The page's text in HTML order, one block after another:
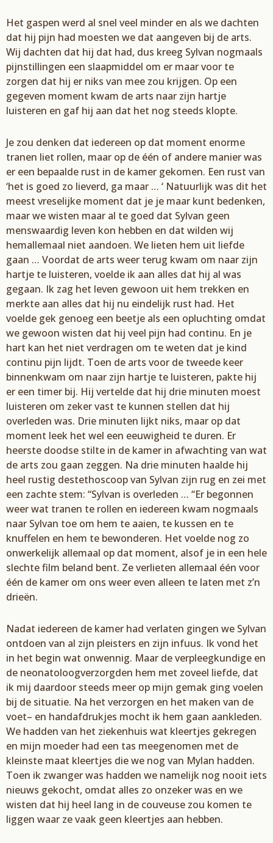
Het gaspen werd al snel veel minder en als we dachten
dat hij pijn had moesten we dat aangeven bij de arts.
Wij dachten dat hij dat had, dus kreeg Sylvan nogmaals
pijnstillingen een slaapmiddel om er maar voor te
zorgen dat hij er niks van mee zou krijgen. Op een
gegeven moment kwam de arts naar zijn hartje
luisteren en gaf hij aan dat het nog steeds klopte.
Je zou denken dat iedereen op dat moment enorme
tranen liet rollen, maar op de één of andere manier was
er een bepaalde rust in de kamer gekomen. Een rust van
‘het is goed zo lieverd, ga maar … ‘ Natuurlijk was dit het
meest vreselijke moment dat je je maar kunt bedenken,
maar wewisten maar al te goed dat Sylvan geen
menswaardig leven kon hebben en dat wilden wij
hemallemaal niet aandoen. We lieten hem uit liefde
gaan … Voordat de arts weer terug kwam om naar zijn
hartje te luisteren, voelde ik aan alles dat hij al was
gegaan. Ik zag het leven gewoon uit hem trekken en
merkte aan alles dat hij nu eindelijk rust had. Het
voelde gek genoeg een beetje als een opluchting omdat
we gewoon wisten dat hij veel pijn had continu. En je
hart kan het niet verdragen om te weten dat je kind
continu pijn lijdt. Toen de arts voor de tweede keer
binnenkwam om naar zijn hartje te luisteren, pakte hij
er een timer bij. Hij vertelde dat hij drie minuten moest
luisteren om zeker vast te kunnen stellen dat hij
overleden was. Drie minuten lijkt niks, maar op dat
moment leek het wel een eeuwigheid te duren. Er
heerste doodse stilte in de kamer in afwachting van wat
de arts zou gaan zeggen. Na drie minuten haalde hij
heel rustig destethoscoop van Sylvan zijn rug en zei met
een zachte stem: “Sylvan is overleden … “Er begonnen
weer wat tranen te rollen en iedereen kwam nogmaals
naar Sylvan toe om hem te aaien, te kussen en te
knuffelen en hem te bewonderen. Het voelde nog zo
onwerkelijk allemaal op dat moment, alsof je in een hele
slechte film beland bent. Ze verlieten allemaal één voor
één de kamer om ons weer even alleen te laten met z’n
drieën.
Nadat iedereen de kamer had verlaten gingen we Sylvan
ontdoen van al zijn pleisters en zijn infuus. Ik vond het
in het begin wat onwennig. Maar de verpleegkundige en
de neonatoloogverzorgden hem met zoveel liefde, dat
ik mij daardoor steeds meer op mijn gemak ging voelen
bij de situatie. Na het verzorgen en het maken van de
voet– en handafdrukjes mocht ik hem gaan aankleden.
We hadden van het ziekenhuis wat kleertjes gekregen
en mijn moeder had een tas meegenomen met de
kleinste maat kleertjes die we nog van Mylan hadden.
Toen ik zwangerwas hadden we namelijk nog nooit iets
nieuws gekocht, omdat alles zo onzeker was en we
wisten dat hij heel lang in de couveuse zou komen te
liggen waar ze vaak geen kleertjes aan hebben.